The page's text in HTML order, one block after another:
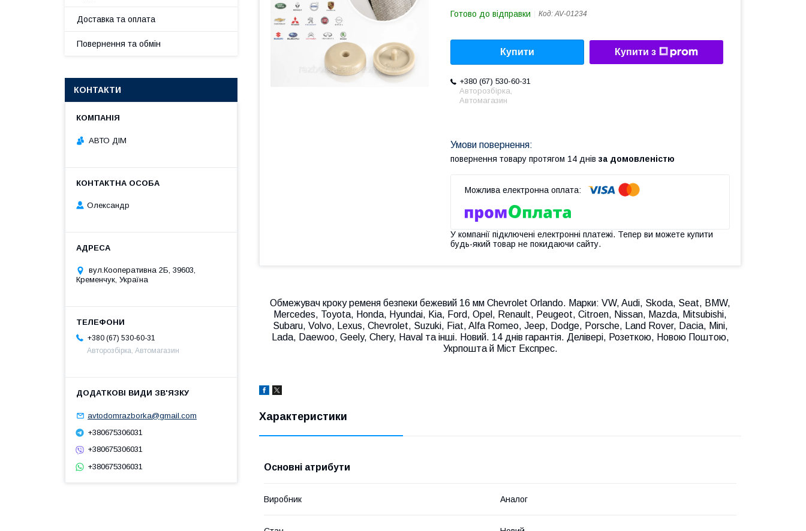
Готово до відправки Код:AV-01234
Купити Купити з
+380 (67) 530-60-31
Авторозбірка,
Автомагазин
повернення товару протягом 14 днів за домовленістю
У компанії підключені електронні платежі. Тепер ви можете купити
будь-який товар не покидаючи сайту.
Обмежувач кроку ременя безпеки бежевий 16 мм Chevrolet Orlando. Марки: VW, Audi, Skoda, Seat, BMW,
Mercedes, Toyota, Honda, Hyundai, Kia, Ford, Opel, Renault, Peugeot, Citroen, Nissan, Mazda, Mitsubishi,
Subaru, Volvo, Lexus, Chevrolet, Suzuki, Fiat, Alfa Romeo, Jeep, Dodge, Porsche, Land Rover, Dacia, Mini,
Lada, Daewoo, Geely, Chery, Haval та інші. Новий. 14 днів гарантія. Делівері, Розеткою, Новою Поштою,
Укрпошта й Міст Експрес.
Характеристики
Основні атрибути
Виробник Аналог
Доставка та оплата
Повернення та обмін
КОНТАКТИ
АВТО ДІМ
Олександр
вул.Кооперативна 2Б, 39603,
Кременчук, Україна
+380 (67) 530-60-31
Авторозбірка, Автомагазин
avtodomrazborka@gmail.com
+380675306031
+380675306031
+380675306031